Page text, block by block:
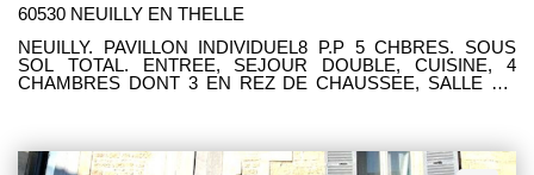
60530 NEUILLY EN THELLE
NEUILLY. PAVILLON INDIVIDUEL8 P.P 5 CHBRES. SOUS
SOL TOTAL. ENTREE, SEJOUR DOUBLE, CUISINE, 4
CHAMBRES DONT 3 EN REZ DE CHAUSSEE, SALLE DE